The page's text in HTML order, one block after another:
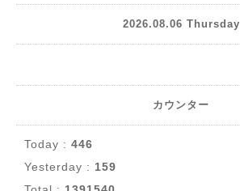
2026.08.06 Thursday
カウンター
Today : 446
Yesterday : 159